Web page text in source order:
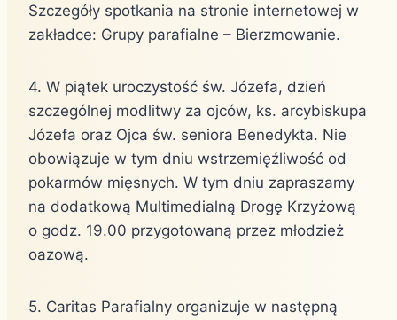
Szczegóły spotkania na stronie internetowej w
zakładce: Grupy parafialne – Bierzmowanie.
4. W piątek uroczystość św. Józefa, dzień
szczególnej modlitwy za ojców, ks. arcybiskupa
Józefa oraz Ojca św. seniora Benedykta. Nie
obowiązuje w tym dniu wstrzemięźliwość od
pokarmów mięsnych. W tym dniu zapraszamy
na dodatkową Multimedialną Drogę Krzyżową
o godz. 19.00 przygotowaną przez młodzież
oazową.
5. Caritas Parafialny organizuje w następną